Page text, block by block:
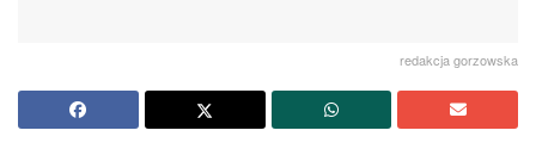
redakcja gorzowska